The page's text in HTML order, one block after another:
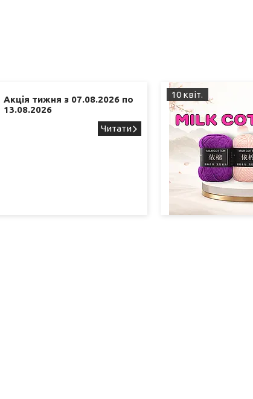
Акція тижня з 07.08.2026 по
13.08.2026
10 квіт.